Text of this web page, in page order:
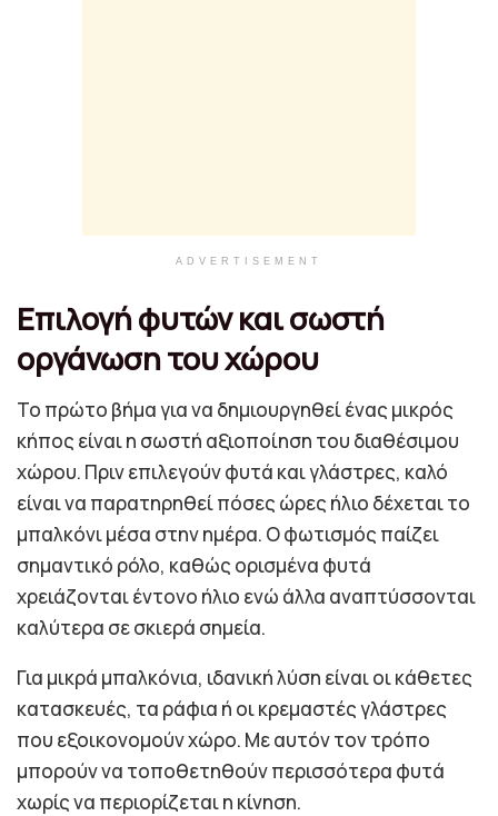
ADVERTISEMENT
Επιλογή φυτών και σωστή
οργάνωση του χώρου
Το πρώτο βήμα για να δημιουργηθεί ένας μικρός
κήπος είναι η σωστή αξιοποίηση του διαθέσιμου
χώρου. Πριν επιλεγούν φυτά και γλάστρες, καλό
είναι να παρατηρηθεί πόσες ώρες ήλιο δέχεται το
μπαλκόνι μέσα στην ημέρα. Ο φωτισμός παίζει
σημαντικό ρόλο, καθώς ορισμένα φυτά
χρειάζονται έντονο ήλιο ενώ άλλα αναπτύσσονται
καλύτερα σε σκιερά σημεία.
Για μικρά μπαλκόνια, ιδανική λύση είναι οι κάθετες
κατασκευές, τα ράφια ή οι κρεμαστές γλάστρες
που εξοικονομούν χώρο. Με αυτόν τον τρόπο
μπορούν να τοποθετηθούν περισσότερα φυτά
χωρίς να περιορίζεται η κίνηση.